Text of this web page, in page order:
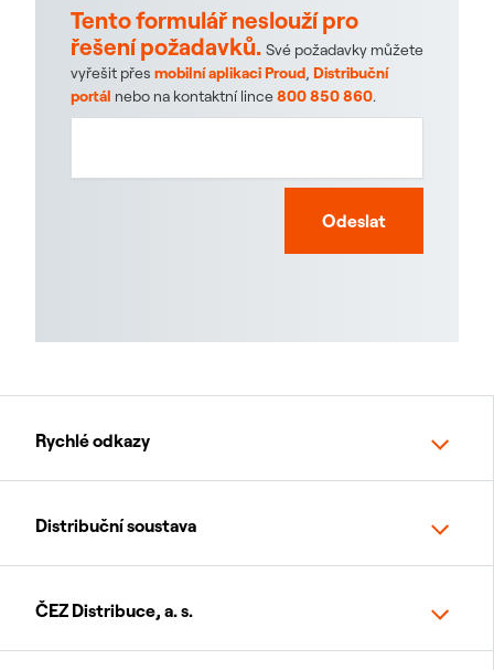
Tento formulář neslouží pro
řešení požadavků. Své požadavky můžete
vyřešit přes mobilní aplikaci Proud, Distribuční
portál nebo na kontaktní lince800 850 860.
Odeslat
Rychlé odkazy
Distribuční soustava
ČEZ Distribuce, a. s.